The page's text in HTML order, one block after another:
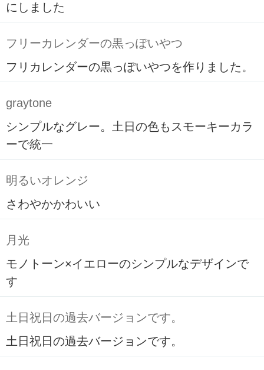
にしました
フリーカレンダーの黒っぽいやつ
フリカレンダーの黒っぽいやつを作りました。
graytone
シンプルなグレー。土日の色もスモーキーカラ
ーで統一
明るいオレンジ
さわやかかわいい
月光
モノトーン×イエローのシンプルなデザインで
す
土日祝日の過去バージョンです。
土日祝日の過去バージョンです。